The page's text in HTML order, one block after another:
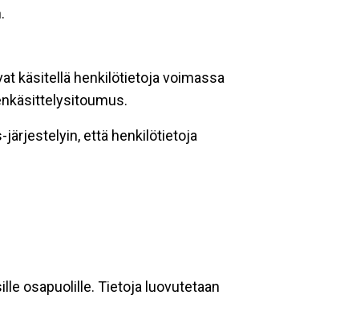
käsitellä henkilötietoja voimassa
järjestelyin, että henkilötietoja
osapuolille. Tietoja luovutetaan